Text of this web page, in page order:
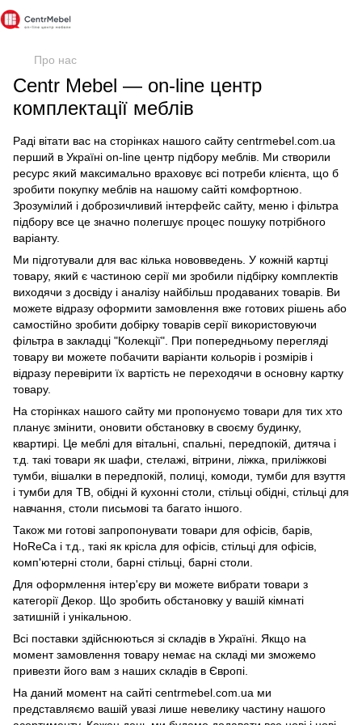
Про нас
Centr Mebel — on-line центр
комплектації меблів
Раді вітати вас на сторінках нашого сайту centrmebel.com.ua
перший в Україні on-line центр підбору меблів. Ми створили
ресурс який максимально враховує всі потреби клієнта, що б
зробити покупку меблів на нашому сайті комфортною.
Зрозумілий і доброзичливий інтерфейс сайту, меню і фільтра
підбору все це значно полегшує процес пошуку потрібного
варіанту.
Ми підготували для вас кілька нововведень. У кожній картці
товару, який є частиною серії ми зробили підбірку комплектів
виходячи з досвіду і аналізу найбільш продаваних товарів. Ви
можете відразу оформити замовлення вже готових рішень або
самостійно зробити добірку товарів серії використовуючи
фільтра в закладці "Колекції". При попередньому перегляді
товару ви можете побачити варіанти кольорів і розмірів і
відразу перевірити їх вартість не переходячи в основну картку
товару.
На сторінках нашого сайту ми пропонуємо товари для тих хто
планує змінити, оновити обстановку в своєму будинку,
квартирі. Це меблі для вітальні, спальні, передпокій, дитяча і
т.д. такі товари як шафи, стелажі, вітрини, ліжка, приліжкові
тумби, вішалки в передпокій, полиці, комоди, тумби для взуття
і тумби для ТВ, обідні й кухонні столи, стільці обідні, стільці для
навчання, столи письмові та багато іншого.
Також ми готові запропонувати товари для офісів, барів,
HoReCa і т.д., такі як крісла для офісів, стільці для офісів,
комп'ютерні столи, барні стільці, барні столи.
Для оформлення інтер'єру ви можете вибрати товари з
категорії Декор. Що зробить обстановку у вашій кімнаті
затишній і унікальною.
Всі поставки здійснюються зі складів в Україні. Якщо на
момент замовлення товару немає на складі ми зможемо
привезти його вам з наших складів в Європі.
На даний момент на сайті centrmebel.com.ua ми
представляємо вашій увазі лише невелику частину нашого